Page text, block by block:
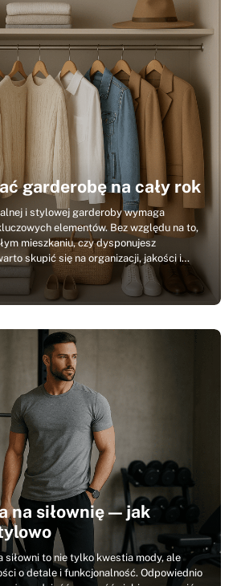
garderobę na cały rok
i stylowej garderoby wymaga
elementów. Bez względu na to,
mieszkaniu, czy dysponujesz
skupić się na organizacji, jakości i…
na siłownię — jak
siłowni to nie tylko kwestia mody, ale
o detale i funkcjonalność. Odpowiednio